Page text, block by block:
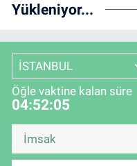
Yükleniyor...
İSTANBUL
Öğle vaktine kalan süre
04:52:05
İmsak